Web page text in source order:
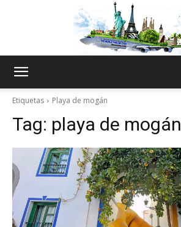
World
Thru
Etiquetas Playa de mogán
Tag: playa de mogán